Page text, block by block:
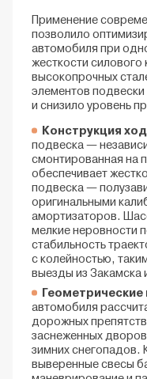
Применение
позволило
автомобиля при
жесткости силового
высокопрочных
элементов подвески
и снизило уровень
Конструкция
подвеска —
смонтированная на
обеспечивает
подвеска —
оригинальными
амортизаторов.
мелкие неровности
стабильность
с колейностью,
выезды из Закамска
автомобиля
дорожных
заснеженных
зимних снегопадов.
выверенные свесы